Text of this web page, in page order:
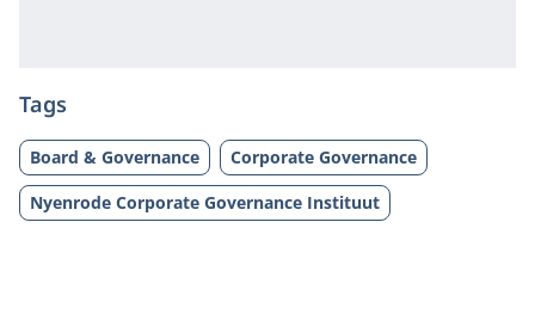
Tags
Board & Governance
Corporate Governance
Nyenrode Corporate Governance Instituut